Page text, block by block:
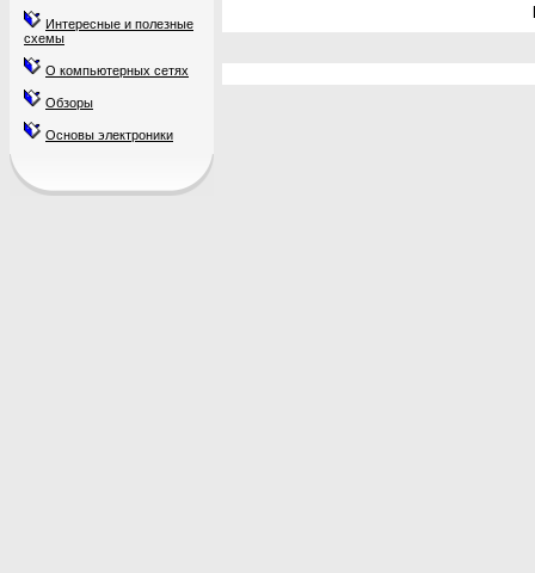
Интересные и полезные
схемы
О компьютерных сетях
Обзоры
Основы электроники